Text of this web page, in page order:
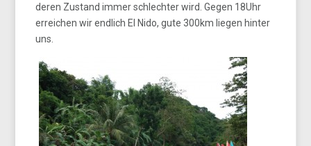
deren Zustand immer schlechter wird. Gegen 18Uhr
erreichen wir endlich El Nido, gute 300km liegen hinter
uns.